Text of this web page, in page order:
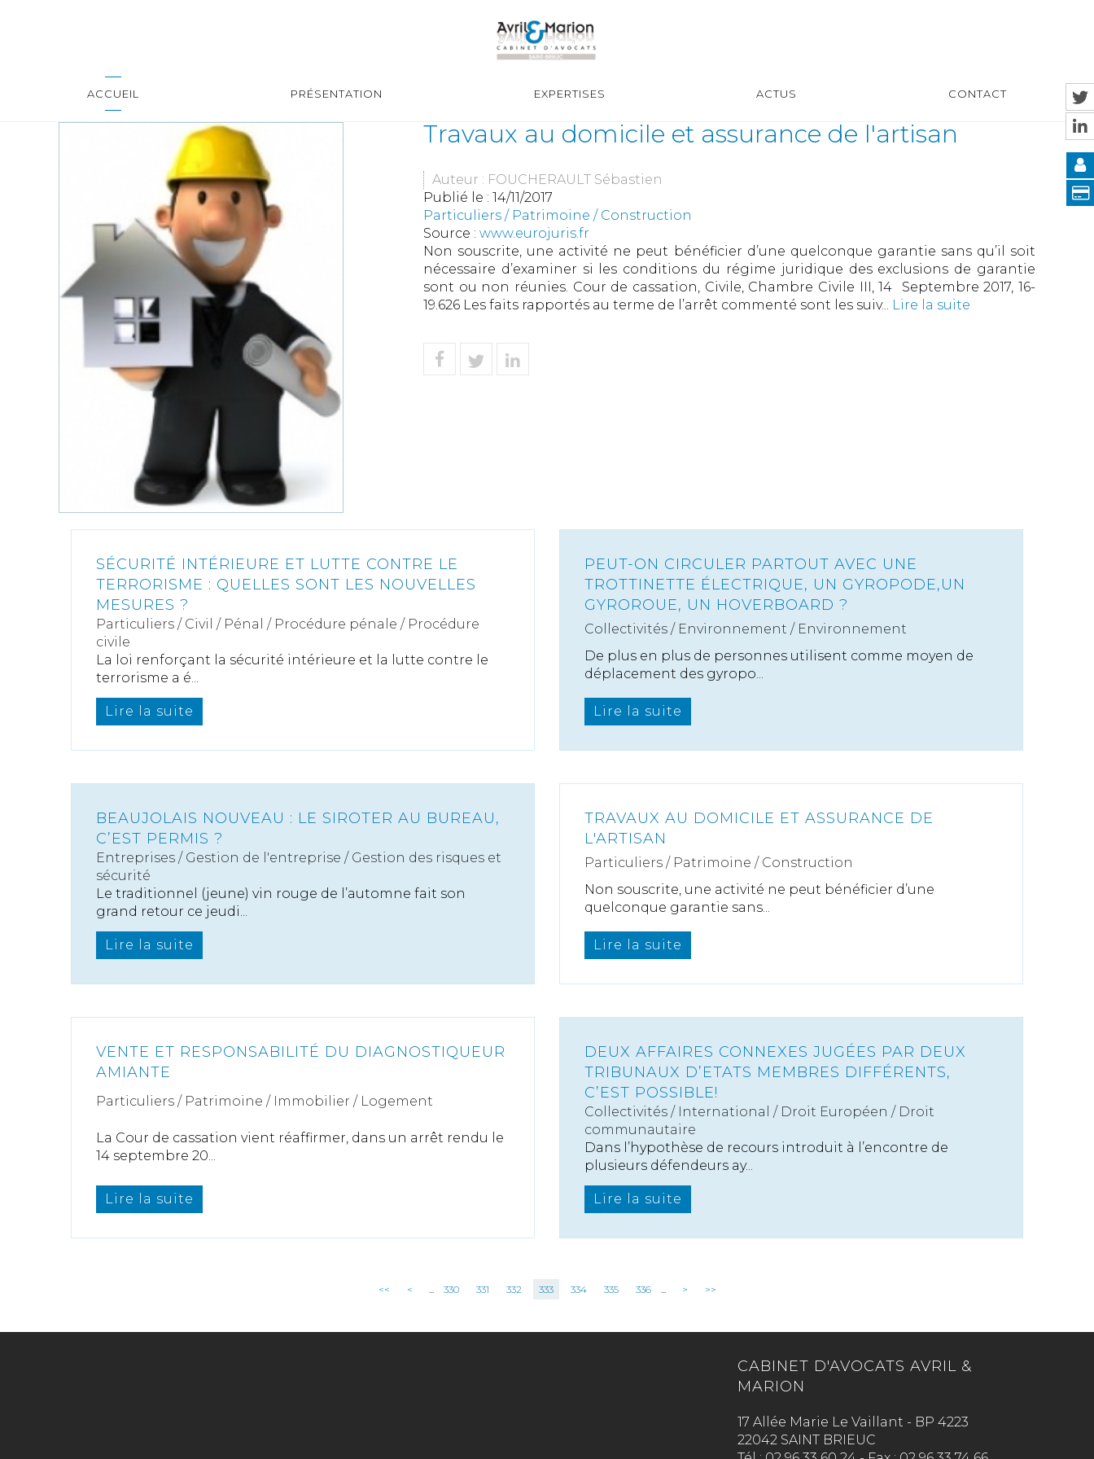
ACCUEIL PRÉSENTATION EXPERTISES ACTUS CONTACT
Travaux au domicile et assurance de l'artisan
Auteur : FOUCHERAULT Sébastien
Publié le : 14/11/2017
Particuliers / Patrimoine / Construction
Source : www.eurojuris.fr
Non souscrite, une activité ne peut bénéficier d’une quelconque garantie sans qu’il soit
nécessaire d’examiner si les conditions du régime juridique des exclusions de garantie
sont ou non réunies.​ Cour de cassation, Civile, Chambre Civile III, 14 Septembre 2017, 16-
19.626 Les faits rapportés au terme de l’arrêt commenté sont les suiv... Lire la suite
SÉCURITÉ INTÉRIEURE ET LUTTE CONTRE LE
TERRORISME : QUELLES SONT LES NOUVELLES
MESURES ?
Particuliers / Civil / Pénal / Procédure pénale / Procédure
civile
La loi renforçant la sécurité intérieure et la lutte contre le
terrorisme a é...
Lire la suite
PEUT-ON CIRCULER PARTOUT AVEC UNE
TROTTINETTE ÉLECTRIQUE, UN GYROPODE,UN
GYROROUE, UN HOVERBOARD ?
Collectivités / Environnement / Environnement
De plus en plus de personnes utilisent comme moyen de
déplacement des gyropo...
Lire la suite
BEAUJOLAIS NOUVEAU : LE SIROTER AU BUREAU,
C’EST PERMIS ?
Entreprises / Gestion de l'entreprise / Gestion des risques et
sécurité
Le traditionnel (jeune) vin rouge de l’automne fait son
grand retour ce jeudi...
Lire la suite
TRAVAUX AU DOMICILE ET ASSURANCE DE
L'ARTISAN
Particuliers / Patrimoine / Construction
Non souscrite, une activité ne peut bénéficier d’une
quelconque garantie sans...
Lire la suite
VENTE ET RESPONSABILITÉ DU DIAGNOSTIQUEUR
AMIANTE
Particuliers / Patrimoine / Immobilier / Logement
La Cour de cassation vient réaffirmer, dans un arrêt rendu le
14 septembre 20...
Lire la suite
DEUX AFFAIRES CONNEXES JUGÉES PAR DEUX
TRIBUNAUX D’ETATS MEMBRES DIFFÉRENTS,
C’EST POSSIBLE!
Collectivités / International / Droit Européen / Droit
communautaire
Dans l’hypothèse de recours introduit à l’encontre de
plusieurs défendeurs ay...
Lire la suite
<< < ... 330 331 332 333 334 335 336 ... > >>
CABINET D'AVOCATS AVRIL &
MARION
17 Allée Marie Le Vaillant - BP 4223
22042 SAINT BRIEUC